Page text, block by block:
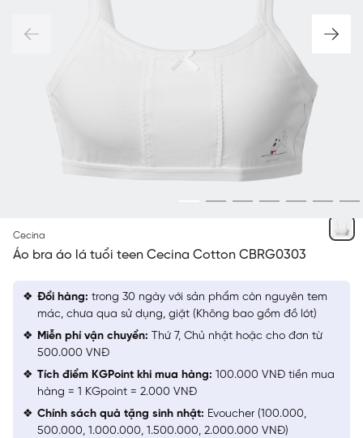
Cecina
Áo bra áo lá tuổi teen Cecina Cotton CBRG0303
Đổi hàng: trong 30 ngày với sản phẩm còn nguyên tem
mác, chưa qua sử dụng, giặt (Không bao gồm đồ lót)
Miễn phí vận chuyển: Thứ 7, Chủ nhật hoặc cho đơn từ
500.000 VNĐ
Tích điểm KGPoint khi mua hàng: 100.000 VNĐ tiền mua
hàng = 1 KGpoint = 2.000 VNĐ
Chính sách quà tặng sinh nhật: Evoucher (100.000,
500.000, 1.000.000, 1.500.000, 2.000.000 VNĐ)